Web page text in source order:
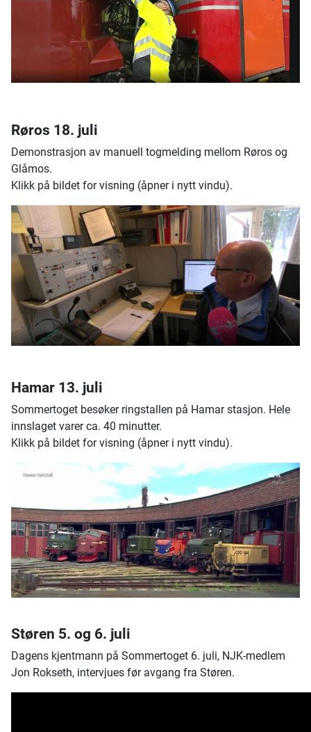
Røros 18. juli
Demonstrasjon av manuell togmelding mellom Røros og
Glåmos.
Klikk på bildet for visning (åpner i nytt vindu).
Hamar 13. juli
Sommertoget besøker ringstallen på Hamar stasjon. Hele
innslaget varer ca. 40 minutter.
Klikk på bildet for visning (åpner i nytt vindu).
Støren 5. og 6. juli
Dagens kjentmann på Sommertoget 6. juli, NJK-medlem
Jon Rokseth, intervjues før avgang fra Støren.